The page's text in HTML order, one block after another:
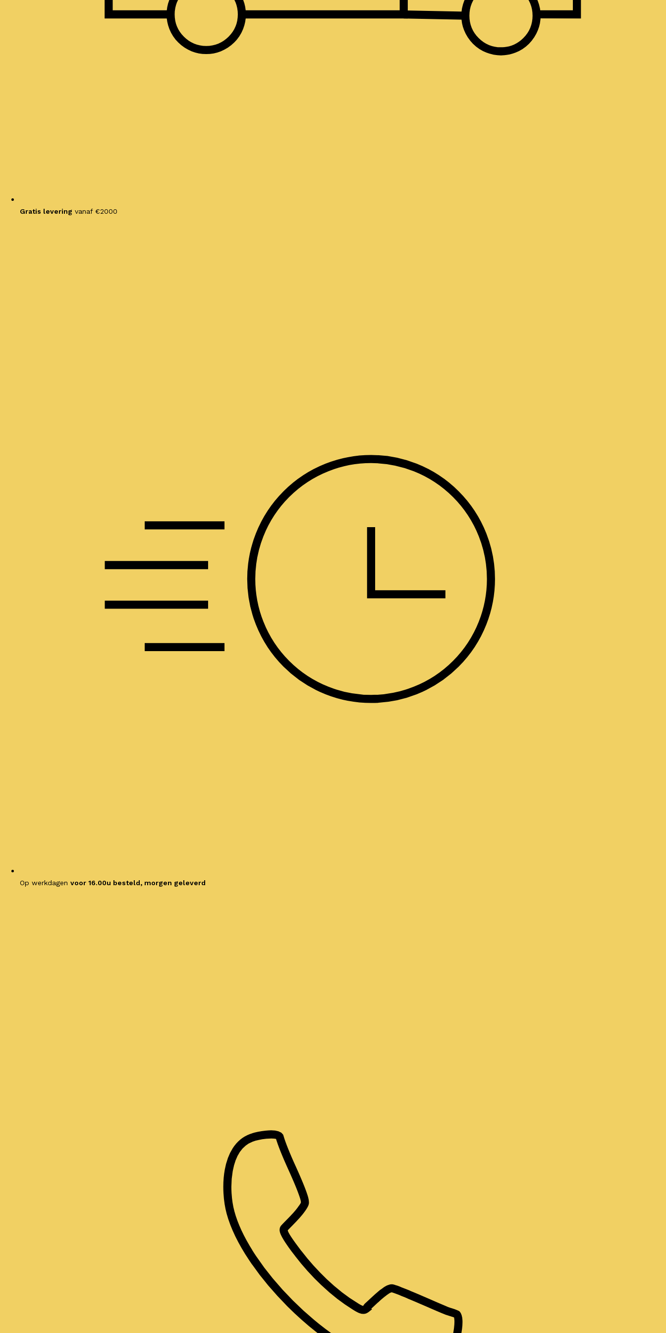
Gratis levering vanaf €2000
Op werkdagen voor 16.00u besteld, morgen geleverd